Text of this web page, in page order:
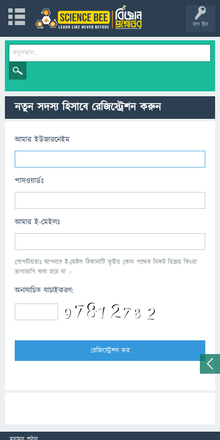
লগ ইন
নতুন সদস্য হিসাবে রেজিস্ট্রেশন করুন
আমার ইউজারনেইম
পাসওয়ার্ডঃ
আমার ই-মেইলঃ
গোপনীয়তাঃ আপনার ই-মেইল ঠিকানাটি তৃতীয় কোন পক্ষের নিকট বিক্রয় কিংবা
ভাগাভাগি করা হবে না ।
অনাযাচিত যাচাইকরণ: